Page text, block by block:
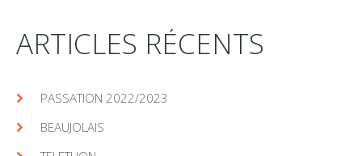
ARTICLES RÉCENTS
PASSATION 2022/2023
BEAUJOLAIS